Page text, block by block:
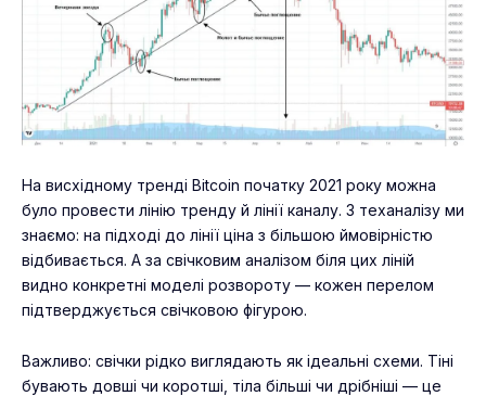
На висхідному тренді Bitcoin початку 2021 року можна
було провести лінію тренду й лінії каналу. З теханалізу ми
знаємо: на підході до лінії ціна з більшою ймовірністю
відбивається. А за свічковим аналізом біля цих ліній
видно конкретні моделі розвороту — кожен перелом
підтверджується свічковою фігурою.
Важливо: свічки рідко виглядають як ідеальні схеми. Тіні
бувають довші чи коротші, тіла більші чи дрібніші — це